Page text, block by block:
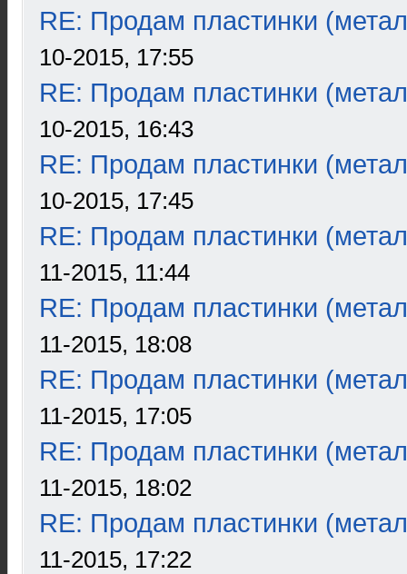
RE: Продам пластинки
10-2015, 17:55
RE: Продам пластинки
10-2015, 16:43
RE: Продам пластинки
10-2015, 17:45
RE: Продам пластинки
11-2015, 11:44
RE: Продам пластинки
11-2015, 18:08
RE: Продам пластинки
11-2015, 17:05
RE: Продам пластинки
11-2015, 18:02
RE: Продам пластинки
11-2015, 17:22